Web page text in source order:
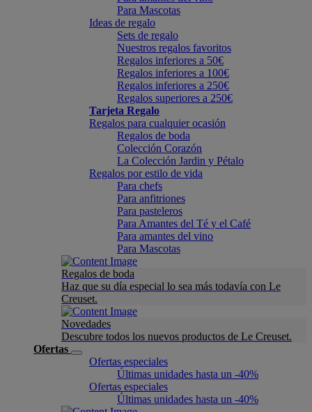
Para Mascotas
Ideas de regalo
Sets de regalo
Nuestros regalos favoritos
Regalos inferiores a 50€
Regalos inferiores a 100€
Regalos inferiores a 250€
Regalos superiores a 250€
Tarjeta Regalo
Regalos para cualquier ocasión
Regalos de boda
Colección Corazón
La Colección Jardin y Pétalo
Regalos por estilo de vida
Para chefs
Para anfitriones
Para pasteleros
Para Amantes del Té y el Café
Para amantes del vino
Para Mascotas
Regalos de boda
Haz que su día especial lo sea más todavía con Le
Creuset.
Novedades
Descubre todos los nuevos productos de Le Creuset.
Ofertas
Ofertas especiales
Últimas unidades hasta un -40%
Ofertas especiales
Últimas unidades hasta un -40%